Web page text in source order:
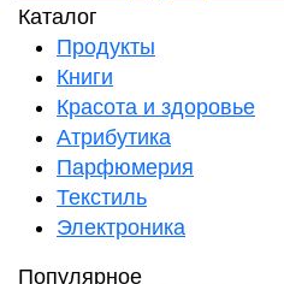
Каталог
Продукты
Книги
Красота и здоровье
Атрибутика
Парфюмерия
Текстиль
Электроника
Популярное